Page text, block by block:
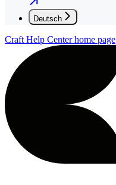
Deutsch
Craft Help Centerhome page